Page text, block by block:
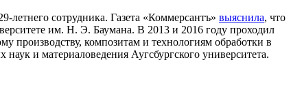
летнего сотрудника. Газета «Коммерсантъ» выяснила, что
им. Н. Э. Баумана. В 2013 и 2016 году проходил
композитам и технологиям обработки в
и материаловедения Аугсбургского университета.